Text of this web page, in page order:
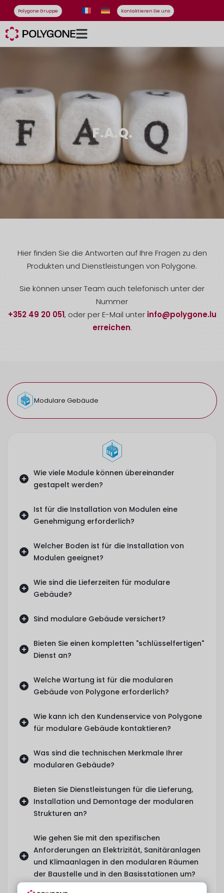
Polygone Gruppe Kontaktieren Sie uns
F.A.Q.
Hier finden Sie die Antworten auf Ihre Fragen zu den
Produkten und Dienstleistungen von Polygone.
Sie können unser Team auch telefonisch unter der
Nummer
+352 49 20 051, oder per E-Mail unter info@polygone.lu
erreichen.
Modulare Gebäude
Wie viele Module können übereinander
gestapelt werden?
Ist für die Installation von Modulen eine
Genehmigung erforderlich?
Welcher Boden ist für die Installation von
Modulen geeignet?
Wie sind die Lieferzeiten für modulare
Gebäude?
Sind modulare Gebäude versichert?
Bieten Sie einen kompletten "schlüsselfertigen"
Dienst an?
Welche Wartung ist für die modularen
Gebäude von Polygone erforderlich?
Wie kann ich den Kundenservice von Polygone
für modulare Gebäude kontaktieren?
Was sind die technischen Merkmale Ihrer
modularen Gebäude?
Bieten Sie Dienstleistungen für die Lieferung,
Installation und Demontage der modularen
Strukturen an?
Wie gehen Sie mit den spezifischen
Anforderungen an Elektrizität, Sanitäranlagen
und Klimaanlagen in den modularen Räumen
der Baustelle und in den Basisstationen um?